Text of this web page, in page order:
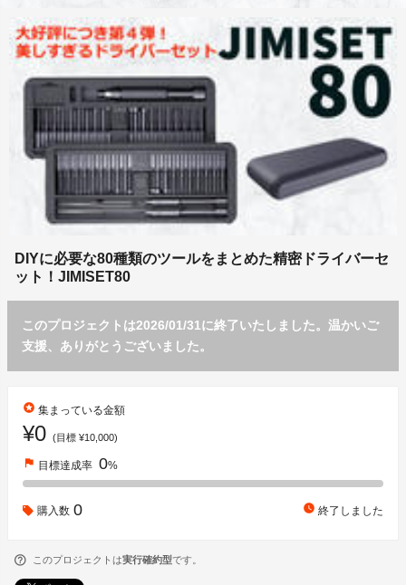
DIYに必要な80種類のツールをまとめた精密ドライバーセ
ット！JIMISET80
このプロジェクトは2026/01/31に終了いたしました。温かいご
支援、ありがとうございました。
stars 集まっている金額
¥0 (目標 ¥10,000)
flag 目標達成率 0%
購入数 0 watch_later 終了しました
このプロジェクトは実行確約型です。